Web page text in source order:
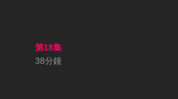
第18集
38分鐘